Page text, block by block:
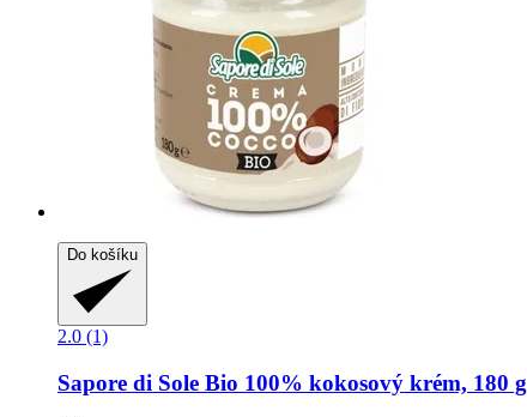
Do košíku
2.0 (1)
Sapore di Sole Bio 100% kokosový krém, 180 g